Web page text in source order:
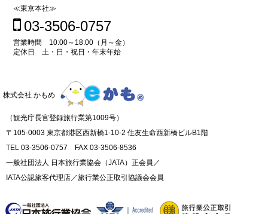
≪東京本社≫
03-3506-0757
営業時間 10:00～18:00（月～金）
定休日 土・日・祝日・年末年始
株式会社 かもめ
（観光庁長官登録旅行業第1009号）
〒105-0003 東京都港区西新橋1-10-2 住友生命西新橋ビルB1階
TEL 03-3506-0757 FAX 03-3506-8536
一般社団法人 日本旅行業協会（JATA）正会員／
IATA公認旅客代理店／旅行業公正取引協議会会員